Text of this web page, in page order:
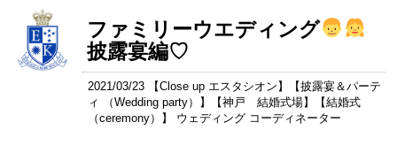
ファミリーウエディング
披露宴編♡
2021/03/23 【Close up エスタシオン 】【披露宴＆パーテ
ィ （Wedding party）
】【神戸 結婚式場】【結婚式
（ceremony）
】 ウェディング コーディネーター